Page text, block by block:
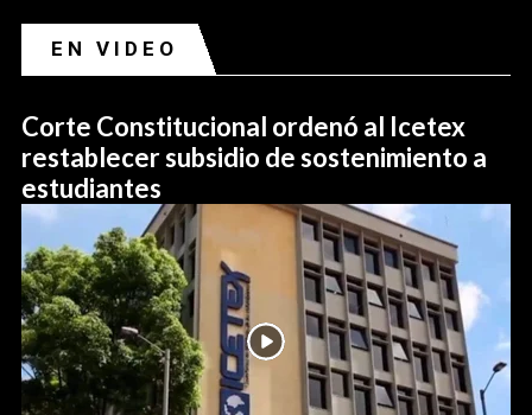
EN VIDEO
Corte Constitucional ordenó al Icetex
restablecer subsidio de sostenimiento a
estudiantes